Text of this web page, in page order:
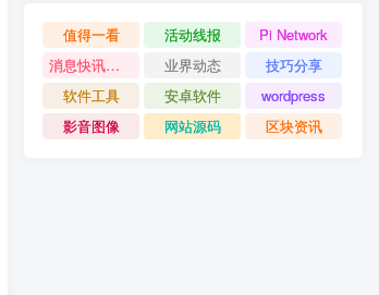
值得一看 活动线报
Pi Network
消息快讯查看更多 》》
业界动态
技巧分享
软件工具
安卓软件
wordpress
影音图像
网站源码 区块资讯